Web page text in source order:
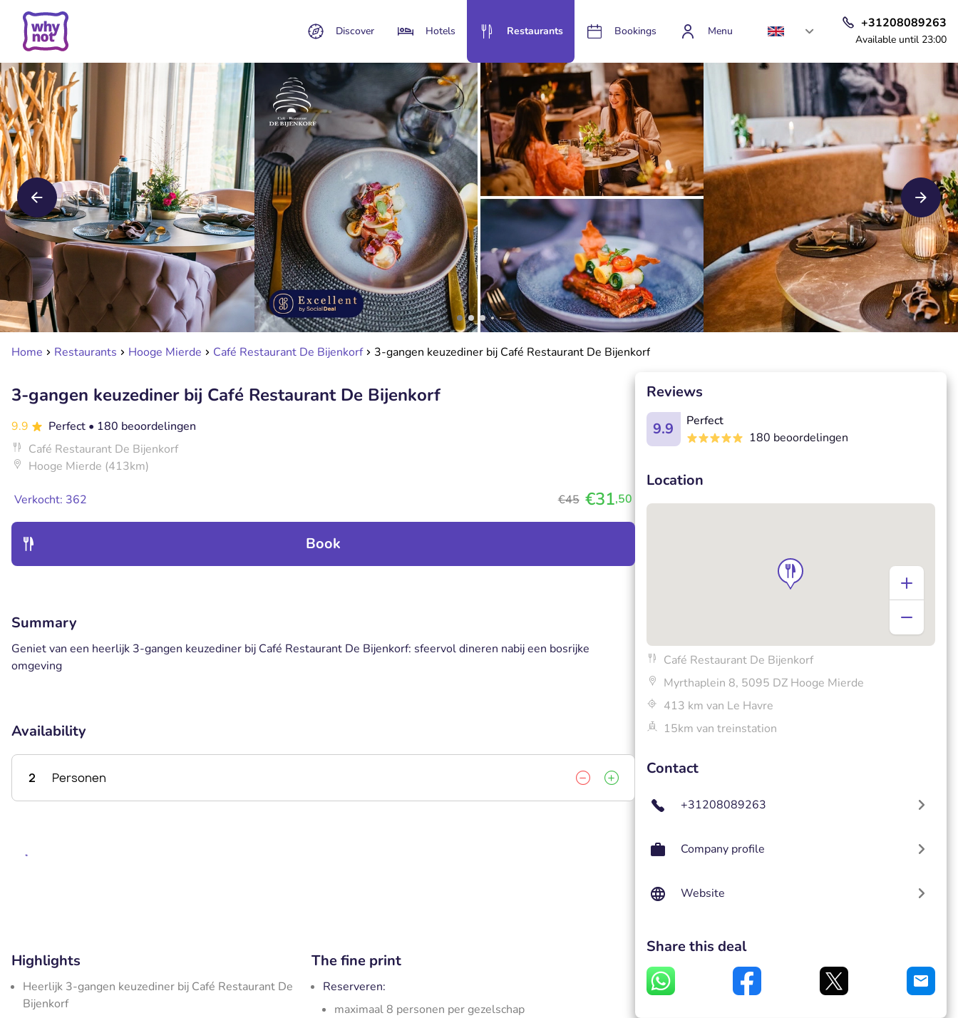
Discover Hotels Restaurants Bookings Menu
+31208089263
Available until 23:00
Home Restaurants Hooge Mierde Café Restaurant De Bijenkorf 3-gangen keuzediner bij Café Restaurant De Bijenkorf
3-gangen keuzediner bij Café Restaurant De Bijenkorf
9.9 Perfect • 180 beoordelingen
Café Restaurant De Bijenkorf
Hooge Mierde (413km)
Verkocht: 362 €45 €31,50
Book
Summary
Geniet van een heerlijk 3-gangen keuzediner bij Café Restaurant De Bijenkorf: sfeervol dineren nabij een bosrijke
omgeving
Availability
2 Personen
Highlights
Heerlijk 3-gangen keuzediner bij Café Restaurant De
Bijenkorf
The fine print
Reserveren:
maximaal 8 personen per gezelschap
Reviews
9.9
Perfect
180 beoordelingen
Location
Café Restaurant De Bijenkorf
Myrthaplein 8, 5095 DZ Hooge Mierde
413 km van Le Havre
15km van treinstation
Contact
+31208089263
Company profile
Website
Share this deal